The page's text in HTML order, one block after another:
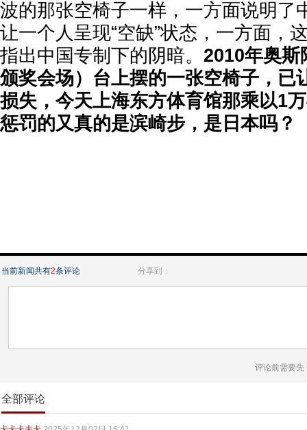
波的那张空椅子一样，一方面说明了
让一个人呈现“空缺”状态，一方面，
指出中国专制下的阴暗。 2010年奥斯
颁奖会场）台上摆的一张空椅子，已
损失，今天上海东方体育馆那乘以1
惩罚的又真的是滨崎步，是日本吗？
当前新闻共有2条评论 分享到：
评论前需要先
全部评论